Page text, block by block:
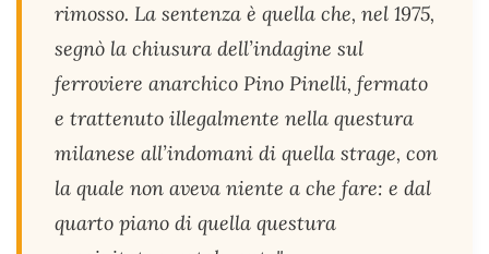
rimosso. La sentenza è quella che, nel 1975,
segnò la chiusura dell’indagine sul
ferroviere anarchico Pino Pinelli, fermato
e trattenuto illegalmente nella questura
milanese all’indomani di quella strage, con
la quale non aveva niente a che fare: e dal
quarto piano di quella questura